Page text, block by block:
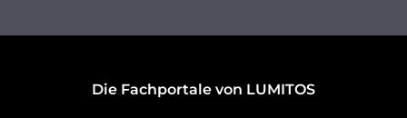
Die Fachportale von LUMITOS